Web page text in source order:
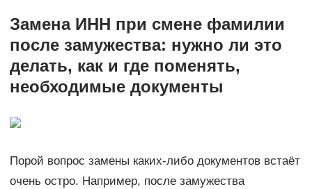
Замена ИНН при смене фамилии
после замужества: нужно ли это
делать, как и где поменять,
необходимые документы
Порой вопрос замены каких-либо документов встаёт
очень остро. Например, после замужества